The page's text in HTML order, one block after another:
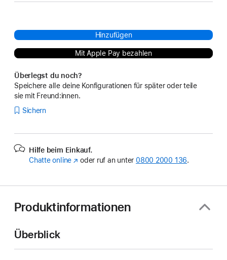
Hinzufügen
Mit Apple Pay bezahlen
Überlegst du noch?
Speichere alle deine Konfigurationen für später oder teile
sie mit Freund:innen.
Sichern
Hilfe beim Einkauf.
Chatte online (Öffnet
oder ruf an unter 0800 2000 136.
Produktinformationen
Überblick